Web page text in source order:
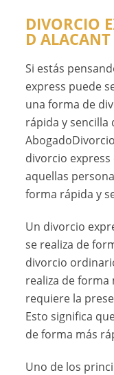
DIVORCIO
D ALACANT
Si estás
express puede
una forma de
rápida y
divorcio express
aquellas
forma rápida y
Un divorcio
se realiza de
divorcio
realiza de
requiere la
Esto significa
de forma más
Uno de los